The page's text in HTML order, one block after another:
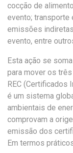
cocção de
evento; transporte
emissões
evento, entre
Esta ação se
para mover os
REC (Certificados
é um sistema
ambientais de
comprovam a
emissão dos
Em termos